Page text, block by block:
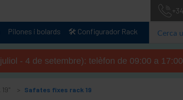
Pilones i bolards 🛠️ Configurador Rack
- 4 de setembre): telèfon de 09:00 a
Safates fixes rack 19